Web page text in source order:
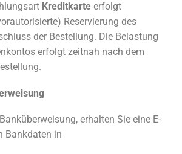
Kreditkarte erfolgt
Reservierung des
der Bestellung. Die Belastung
erfolgt zeitnah nach dem
erhalten Sie eine E-
Bankdaten in